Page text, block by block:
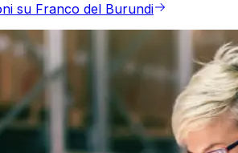
su Franco del Burundi